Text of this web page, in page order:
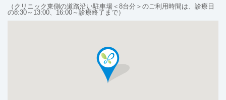
（クリニック東側の道路沿い駐車場＜8台分＞のご利用時間は、診療日
の8:30～13:00、16:00～診療終了まで）